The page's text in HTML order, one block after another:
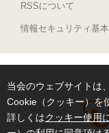
当会のウェブサイトは
Cookie（クッキー）を
詳しくはクッキー使用
RSSについて
情報セキュリティ基